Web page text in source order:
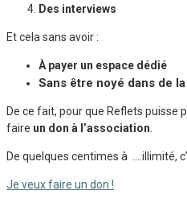
Des interviews
Et cela sans avoir :
À payer un espace dédié
Sans être noyé dans de
De ce fait, pour que Reflets puisse
faire un don à l’association
De quelques centimes à ….illimité,
Je veux faire un don !